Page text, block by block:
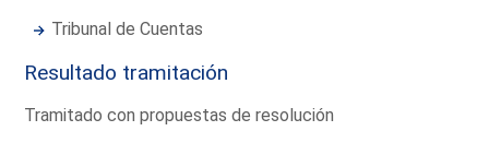
Tribunal de Cuentas
Resultado tramitación
Tramitado con propuestas de resolución